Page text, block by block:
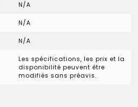
N/A
N/A
N/A
Les spécifications, les prix et la
disponibilité peuvent être
modifiés sans préavis.